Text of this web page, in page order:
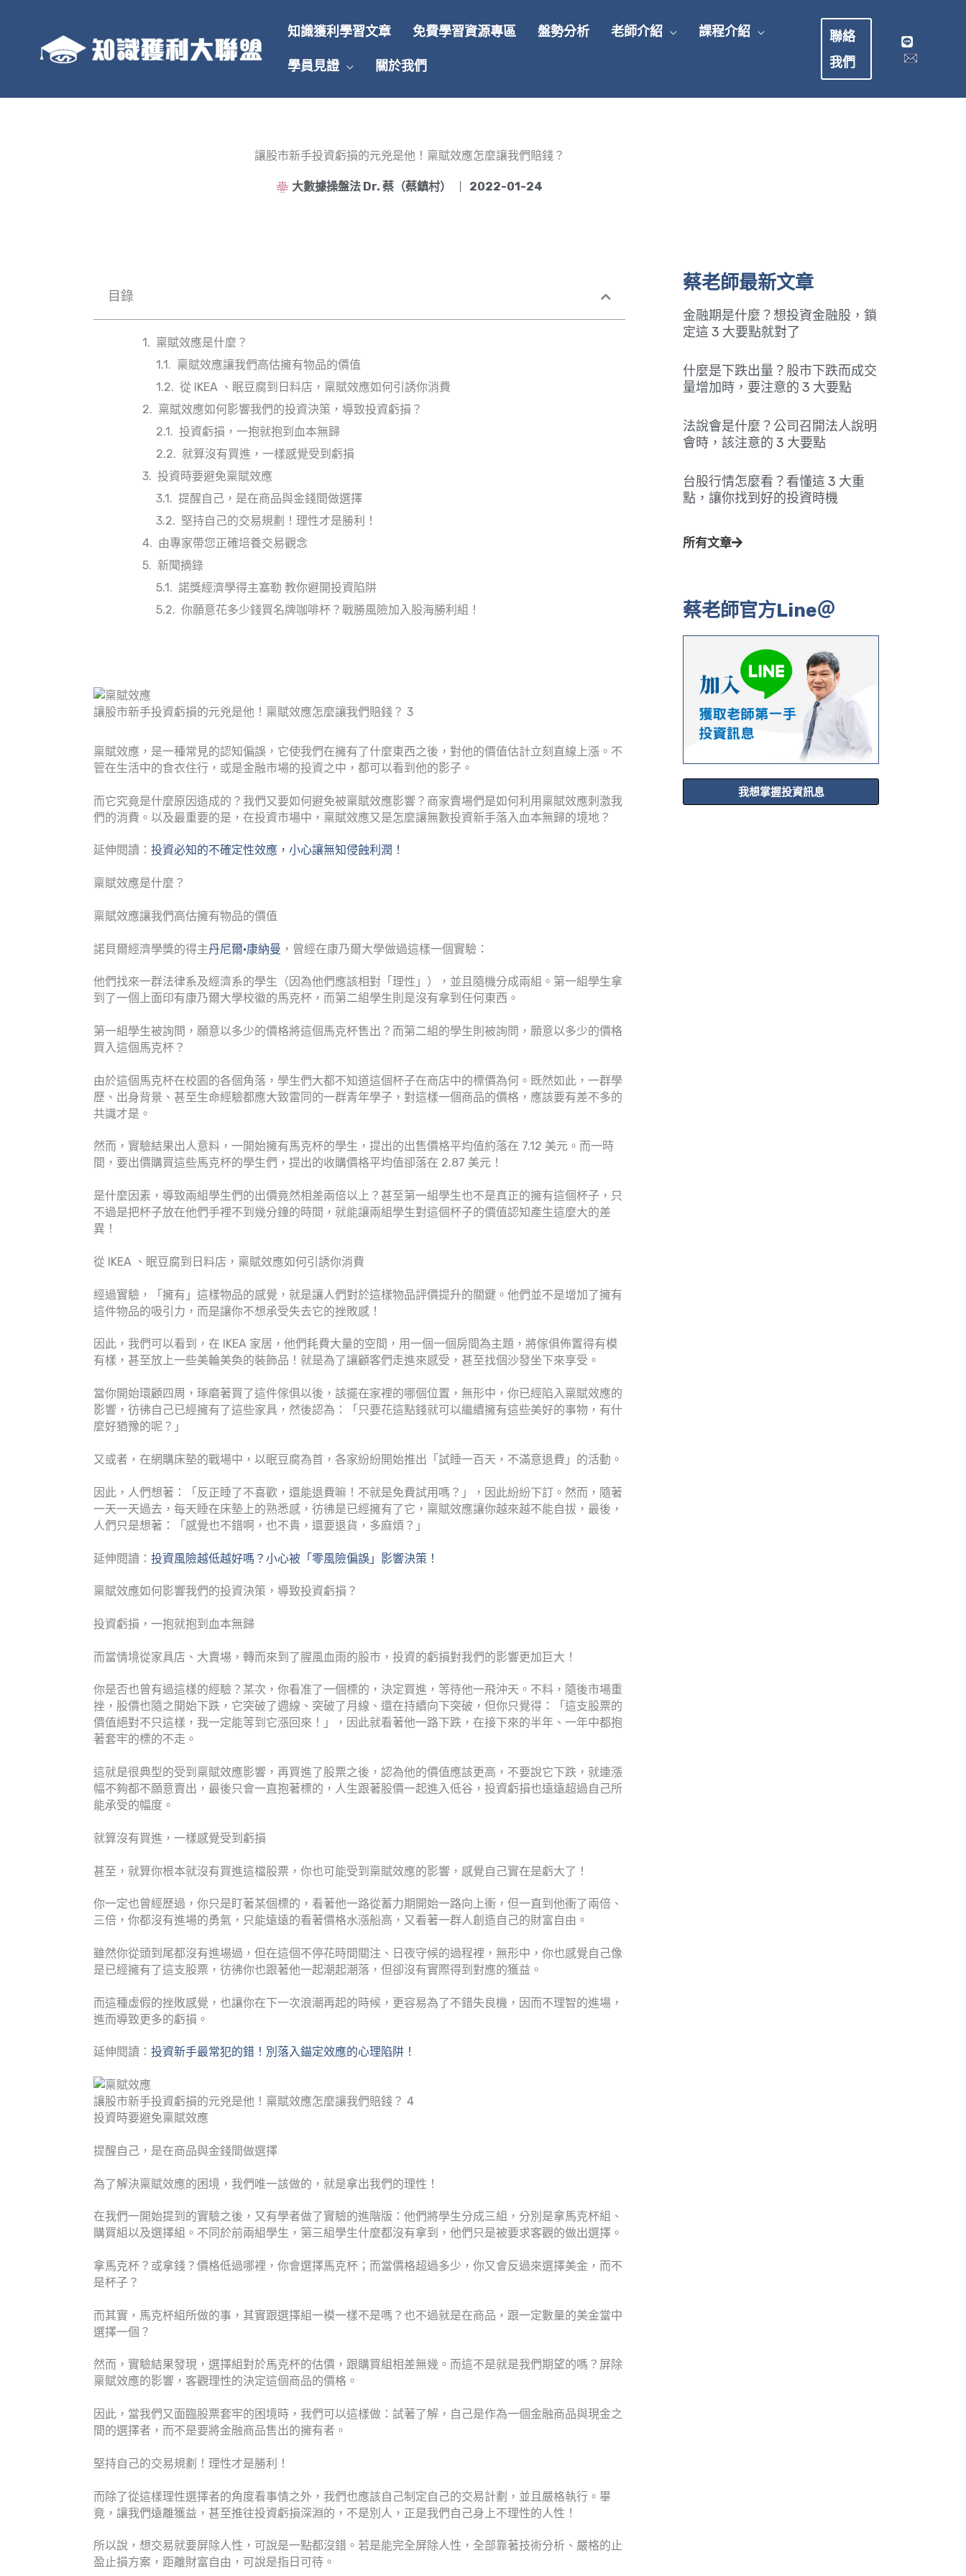
知識獲利學習文章 免費學習資源專區 盤勢分析 老師介紹 課程介紹
學員見證 關於我們
聯絡
我們
讓股市新手投資虧損的元兇是他！稟賦效應怎麼讓我們賠錢？
大數據操盤法 Dr. 蔡（蔡鎮村） 2022-01-24
目錄
稟賦效應是什麼？
稟賦效應讓我們高估擁有物品的價值
從 IKEA 、眠豆腐到日料店，稟賦效應如何引誘你消費
稟賦效應如何影響我們的投資決策，導致投資虧損？
投資虧損，一抱就抱到血本無歸
就算沒有買進，一樣感覺受到虧損
投資時要避免稟賦效應
提醒自己，是在商品與金錢間做選擇
堅持自己的交易規劃！理性才是勝利！
由專家帶您正確培養交易觀念
新聞摘錄
諾獎經濟學得主塞勒 教你避開投資陷阱
你願意花多少錢買名牌咖啡杯？戰勝風險加入股海勝利組！
讓股市新手投資虧損的元兇是他！稟賦效應怎麼讓我們賠錢？ 3
稟賦效應，是一種常見的認知偏誤，它使我們在擁有了什麼東西之後，對他的價值估計立刻直線上漲。不
管在生活中的食衣住行，或是金融市場的投資之中，都可以看到他的影子。
而它究竟是什麼原因造成的？我們又要如何避免被稟賦效應影響？商家賣場們是如何利用稟賦效應刺激我
們的消費。以及最重要的是，在投資市場中，稟賦效應又是怎麼讓無數投資新手落入血本無歸的境地？
延伸閱讀： 投資必知的不確定性效應，小心讓無知侵蝕利潤！
稟賦效應是什麼？
稟賦效應讓我們高估擁有物品的價值
諾貝爾經濟學獎的得主丹尼爾·康納曼 ，曾經在康乃爾大學做過這樣一個實驗：
他們找來一群法律系及經濟系的學生（因為他們應該相對「理性」），並且隨機分成兩組。第一組學生拿
到了一個上面印有康乃爾大學校徽的馬克杯，而第二組學生則是沒有拿到任何東西。
第一組學生被詢問，願意以多少的價格將這個馬克杯售出？而第二組的學生則被詢問，願意以多少的價格
買入這個馬克杯？
由於這個馬克杯在校園的各個角落，學生們大都不知道這個杯子在商店中的標價為何。既然如此，一群學
歷、出身背景、甚至生命經驗都應大致雷同的一群青年學子，對這樣一個商品的價格，應該要有差不多的
共識才是。
然而，實驗結果出人意料，一開始擁有馬克杯的學生，提出的出售價格平均值約落在 7.12 美元。而一時
間，要出價購買這些馬克杯的學生們，提出的收購價格平均值卻落在 2.87 美元！
是什麼因素，導致兩組學生們的出價竟然相差兩倍以上？甚至第一組學生也不是真正的擁有這個杯子，只
不過是把杯子放在他們手裡不到幾分鐘的時間，就能讓兩組學生對這個杯子的價值認知產生這麼大的差
異！
從 IKEA 、眠豆腐到日料店，稟賦效應如何引誘你消費
經過實驗，「擁有」這樣物品的感覺，就是讓人們對於這樣物品評價提升的關鍵。他們並不是增加了擁有
這件物品的吸引力，而是讓你不想承受失去它的挫敗感！
因此，我們可以看到，在 IKEA 家居，他們耗費大量的空間，用一個一個房間為主題，將傢俱佈置得有模
有樣，甚至放上一些美輪美奐的裝飾品！就是為了讓顧客們走進來感受，甚至找個沙發坐下來享受。
當你開始環顧四周，琢磨著買了這件傢俱以後，該擺在家裡的哪個位置，無形中，你已經陷入稟賦效應的
影響，彷彿自己已經擁有了這些家具，然後認為：「只要花這點錢就可以繼續擁有這些美好的事物，有什
麼好猶豫的呢？」
又或者，在網購床墊的戰場中，以眠豆腐為首，各家紛紛開始推出「試睡一百天，不滿意退費」的活動。
因此，人們想著：「反正睡了不喜歡，還能退費嘛！不就是免費試用嗎？」，因此紛紛下訂。然而，隨著
一天一天過去，每天睡在床墊上的熟悉感，彷彿是已經擁有了它，稟賦效應讓你越來越不能自拔，最後，
人們只是想著：「感覺也不錯啊，也不貴，還要退貨，多麻煩？」
延伸閱讀： 投資風險越低越好嗎？小心被「零風險偏誤」影響決策！
稟賦效應如何影響我們的投資決策，導致投資虧損？
投資虧損，一抱就抱到血本無歸
而當情境從家具店、大賣場，轉而來到了腥風血雨的股市，投資的虧損對我們的影響更加巨大！
你是否也曾有過這樣的經驗？某次，你看准了一個標的，決定買進，等待他一飛沖天。不料，隨後市場重
挫，股價也隨之開始下跌，它突破了週線、突破了月線、還在持續向下突破，但你只覺得：「這支股票的
價值絕對不只這樣，我一定能等到它漲回來！」，因此就看著他一路下跌，在接下來的半年、一年中都抱
著套牢的標的不走。
這就是很典型的受到稟賦效應影響，再買進了股票之後，認為他的價值應該更高，不要說它下跌，就連漲
幅不夠都不願意賣出，最後只會一直抱著標的，人生跟著股價一起進入低谷，投資虧損也遠遠超過自己所
能承受的幅度。
就算沒有買進，一樣感覺受到虧損
甚至，就算你根本就沒有買進這檔股票，你也可能受到稟賦效應的影響，感覺自己實在是虧大了！
你一定也曾經歷過，你只是盯著某個標的，看著他一路從蓄力期開始一路向上衝，但一直到他衝了兩倍、
三倍，你都沒有進場的勇氣，只能遠遠的看著價格水漲船高，又看著一群人創造自己的財富自由。
雖然你從頭到尾都沒有進場過，但在這個不停花時間關注、日夜守候的過程裡，無形中，你也感覺自己像
是已經擁有了這支股票，彷彿你也跟著他一起潮起潮落，但卻沒有實際得到對應的獲益。
而這種虛假的挫敗感覺，也讓你在下一次浪潮再起的時候，更容易為了不錯失良機，因而不理智的進場，
進而導致更多的虧損。
延伸閱讀： 投資新手最常犯的錯！別落入錨定效應的心理陷阱！
讓股市新手投資虧損的元兇是他！稟賦效應怎麼讓我們賠錢？ 4
投資時要避免稟賦效應
提醒自己，是在商品與金錢間做選擇
為了解決稟賦效應的困境，我們唯一該做的，就是拿出我們的理性！
在我們一開始提到的實驗之後，又有學者做了實驗的進階版：他們將學生分成三組，分別是拿馬克杯組、
購買組以及選擇組。不同於前兩組學生，第三組學生什麼都沒有拿到，他們只是被要求客觀的做出選擇。
拿馬克杯？或拿錢？價格低過哪裡，你會選擇馬克杯；而當價格超過多少，你又會反過來選擇美金，而不
是杯子？
而其實，馬克杯組所做的事，其實跟選擇組一模一樣不是嗎？也不過就是在商品，跟一定數量的美金當中
選擇一個？
然而，實驗結果發現，選擇組對於馬克杯的估價，跟購買組相差無幾。而這不是就是我們期望的嗎？屏除
稟賦效應的影響，客觀理性的決定這個商品的價格。
因此，當我們又面臨股票套牢的困境時，我們可以這樣做：試著了解，自己是作為一個金融商品與現金之
間的選擇者，而不是要將金融商品售出的擁有者。
堅持自己的交易規劃！理性才是勝利！
而除了從這樣理性選擇者的角度看事情之外，我們也應該自己制定自己的交易計劃，並且嚴格執行。畢
竟，讓我們遠離獲益，甚至推往投資虧損深淵的，不是別人，正是我們自己身上不理性的人性！
所以說，想交易就要屏除人性，可說是一點都沒錯。若是能完全屏除人性，全部靠著技術分析、嚴格的止
盈止損方案，距離財富自由，可說是指日可待。
蔡老師最新文章
金融期是什麼？想投資金融股，鎖
定這 3 大要點就對了
什麼是下跌出量？股市下跌而成交
量增加時，要注意的 3 大要點
法說會是什麼？公司召開法人說明
會時，該注意的 3 大要點
台股行情怎麼看？看懂這 3 大重
點，讓你找到好的投資時機
所有文章
蔡老師官方Line＠
我想掌握投資訊息